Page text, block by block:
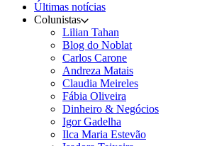
Últimas notícias
Colunistas
Lilian Tahan
Blog do Noblat
Carlos Carone
Andreza Matais
Claudia Meireles
Fábia Oliveira
Dinheiro & Negócios
Igor Gadelha
Ilca Maria Estevão